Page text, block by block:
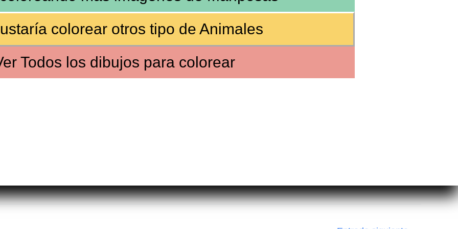
colorear otros tipo de Animales
Todos los dibujos para colorear